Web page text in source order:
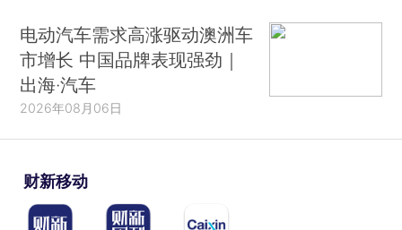
电动汽车需求高涨驱动澳洲车
市增长 中国品牌表现强劲｜
出海·汽车
2026年08月06日
财新移动